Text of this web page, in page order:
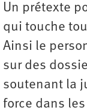
Un prétexte
qui touche
Ainsi le
sur des
soutenant la
force dans les